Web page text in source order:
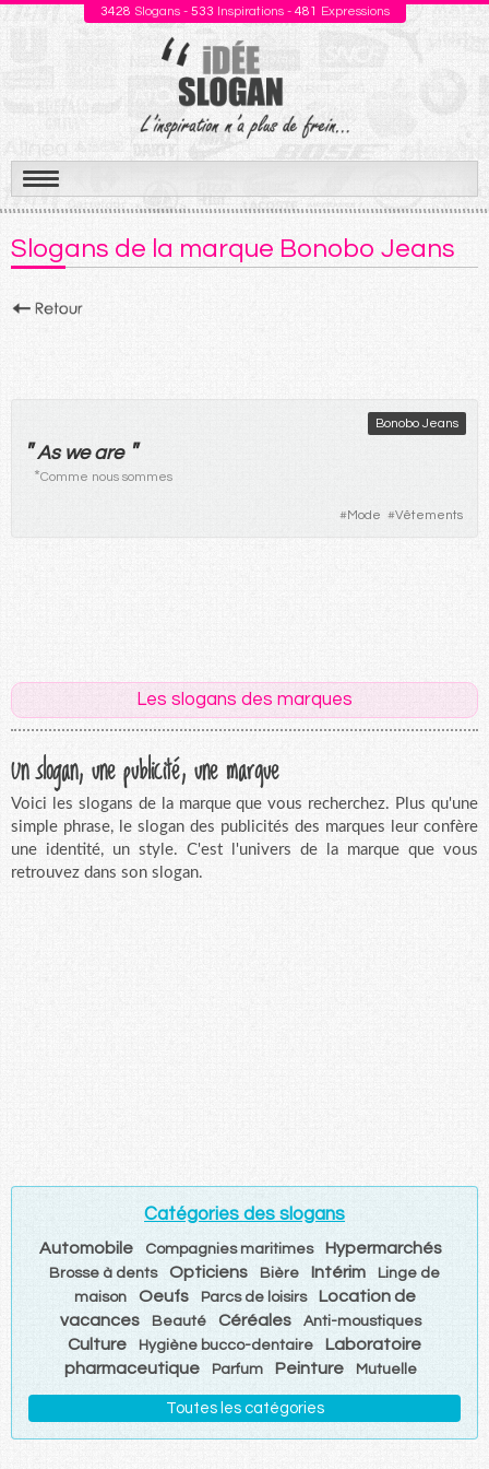
3428 Slogans - 533 Inspirations - 481 Expressions
Aller
au
contenu
Slogans de la marque Bonobo Jeans
Bonobo Jeans
"As we are "
*Comme nous sommes
#Mode #Vêtements
Les slogans des marques
Un slogan, une publicité, une marque
Voici les slogans de la marque que vous recherchez. Plus qu'une
simple phrase, le slogan des publicités des marques leur confère
une identité, un style. C'est l'univers de la marque que vous
retrouvez dans son slogan.
Catégories des slogans
Automobile Compagnies maritimes Hypermarchés
Brosse à dents Opticiens Bière Intérim
Linge de
maison
Oeufs Parcs de loisirs
Location de
vacances
Beauté Céréales Anti-moustiques
Culture Hygiène bucco-dentaire
Laboratoire
pharmaceutique
Parfum Peinture Mutuelle
Toutes les catégories